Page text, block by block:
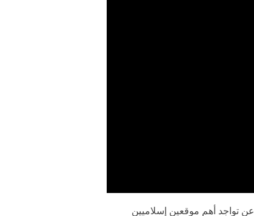
#Dakar 2021 - KSA Land of sports
تواجد أهم موقعين إسلاميين